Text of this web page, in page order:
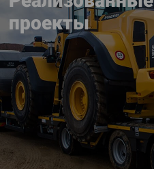
проекты